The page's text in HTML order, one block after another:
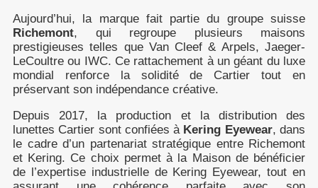
Aujourd’hui, la marque fait partie du groupe suisse
Richemont, qui regroupe plusieurs maisons
prestigieuses telles que Van Cleef & Arpels, Jaeger-
LeCoultre ou IWC. Ce rattachement à un géant du luxe
mondial renforce la solidité de Cartier tout en
préservant son indépendance créative.
Depuis 2017, la production et la distribution des
lunettes Cartier sont confiées à Kering Eyewear, dans
le cadre d’un partenariat stratégique entre Richemont
et Kering. Ce choix permet à la Maison de bénéficier
de l’expertise industrielle de Kering Eyewear, tout en